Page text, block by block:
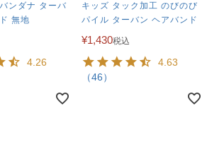
ンダナ ターバ
無地
4.26
キッズ タック加工 のびのび
パイル ターバン ヘアバンド
¥1,430税込
4.63
（46）